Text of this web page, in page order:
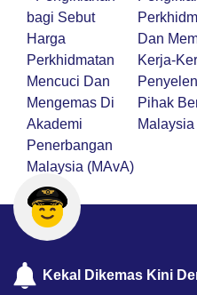
bagi Sebut
Harga
Perkhidmatan
Mencuci Dan
Mengemas Di
Akademi
Penerbangan
Malaysia (MAvA)
Dan
Kerja-
Pihak
Kekal Dikemas Kini